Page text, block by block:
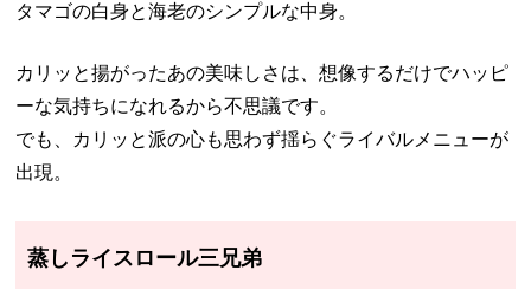
タマゴの白身と海老のシンプルな中身。
カリッと揚がったあの美味しさは、想像するだけでハッピ
ーな気持ちになれるから不思議です。
でも、カリッと派の心も思わず揺らぐライバルメニューが
出現。
蒸しライスロール三兄弟